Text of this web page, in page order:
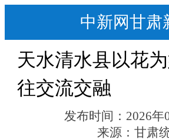
中新网甘肃
天水清水县以花
往交流交融
发布时间： 2026年
来源： 甘肃